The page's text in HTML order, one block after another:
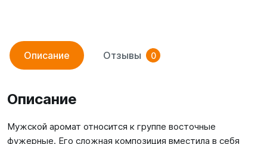
Описание Отзывы 0
Описание
Мужской аромат относится к группе восточные
фужерные. Его сложная композиция вместила в себя